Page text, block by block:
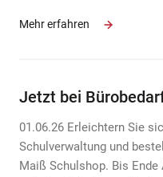
Mehr erfahren
Jetzt bei
01.06.26 Erleichtern Sie
Schulverwaltung und
Maiß Schulshop. Bis Ende